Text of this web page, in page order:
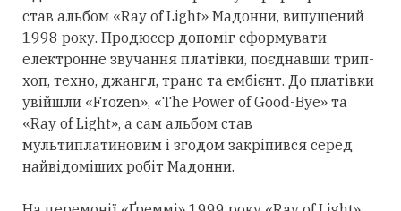
став альбом «Ray of Light» Мадонни, випущений
1998 року. Продюсер допоміг сформувати
електронне звучання платівки, поєднавши трип-
хоп, техно, джангл, транс та ембієнт. До платівки
увійшли «Frozen», «The Power of Good-Bye» та
«Ray of Light», а сам альбом став
мультиплатиновим і згодом закріпився серед
найвідоміших робіт Мадонни.